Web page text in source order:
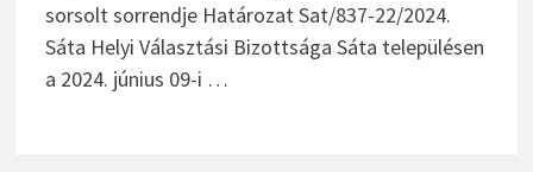
sorsolt sorrendje Határozat Sat/837-22/2024.
Sáta Helyi Választási Bizottsága Sáta településen
a 2024. június 09-i …